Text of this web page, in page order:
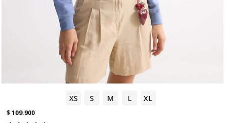
XS S M L XL
$ 109.900